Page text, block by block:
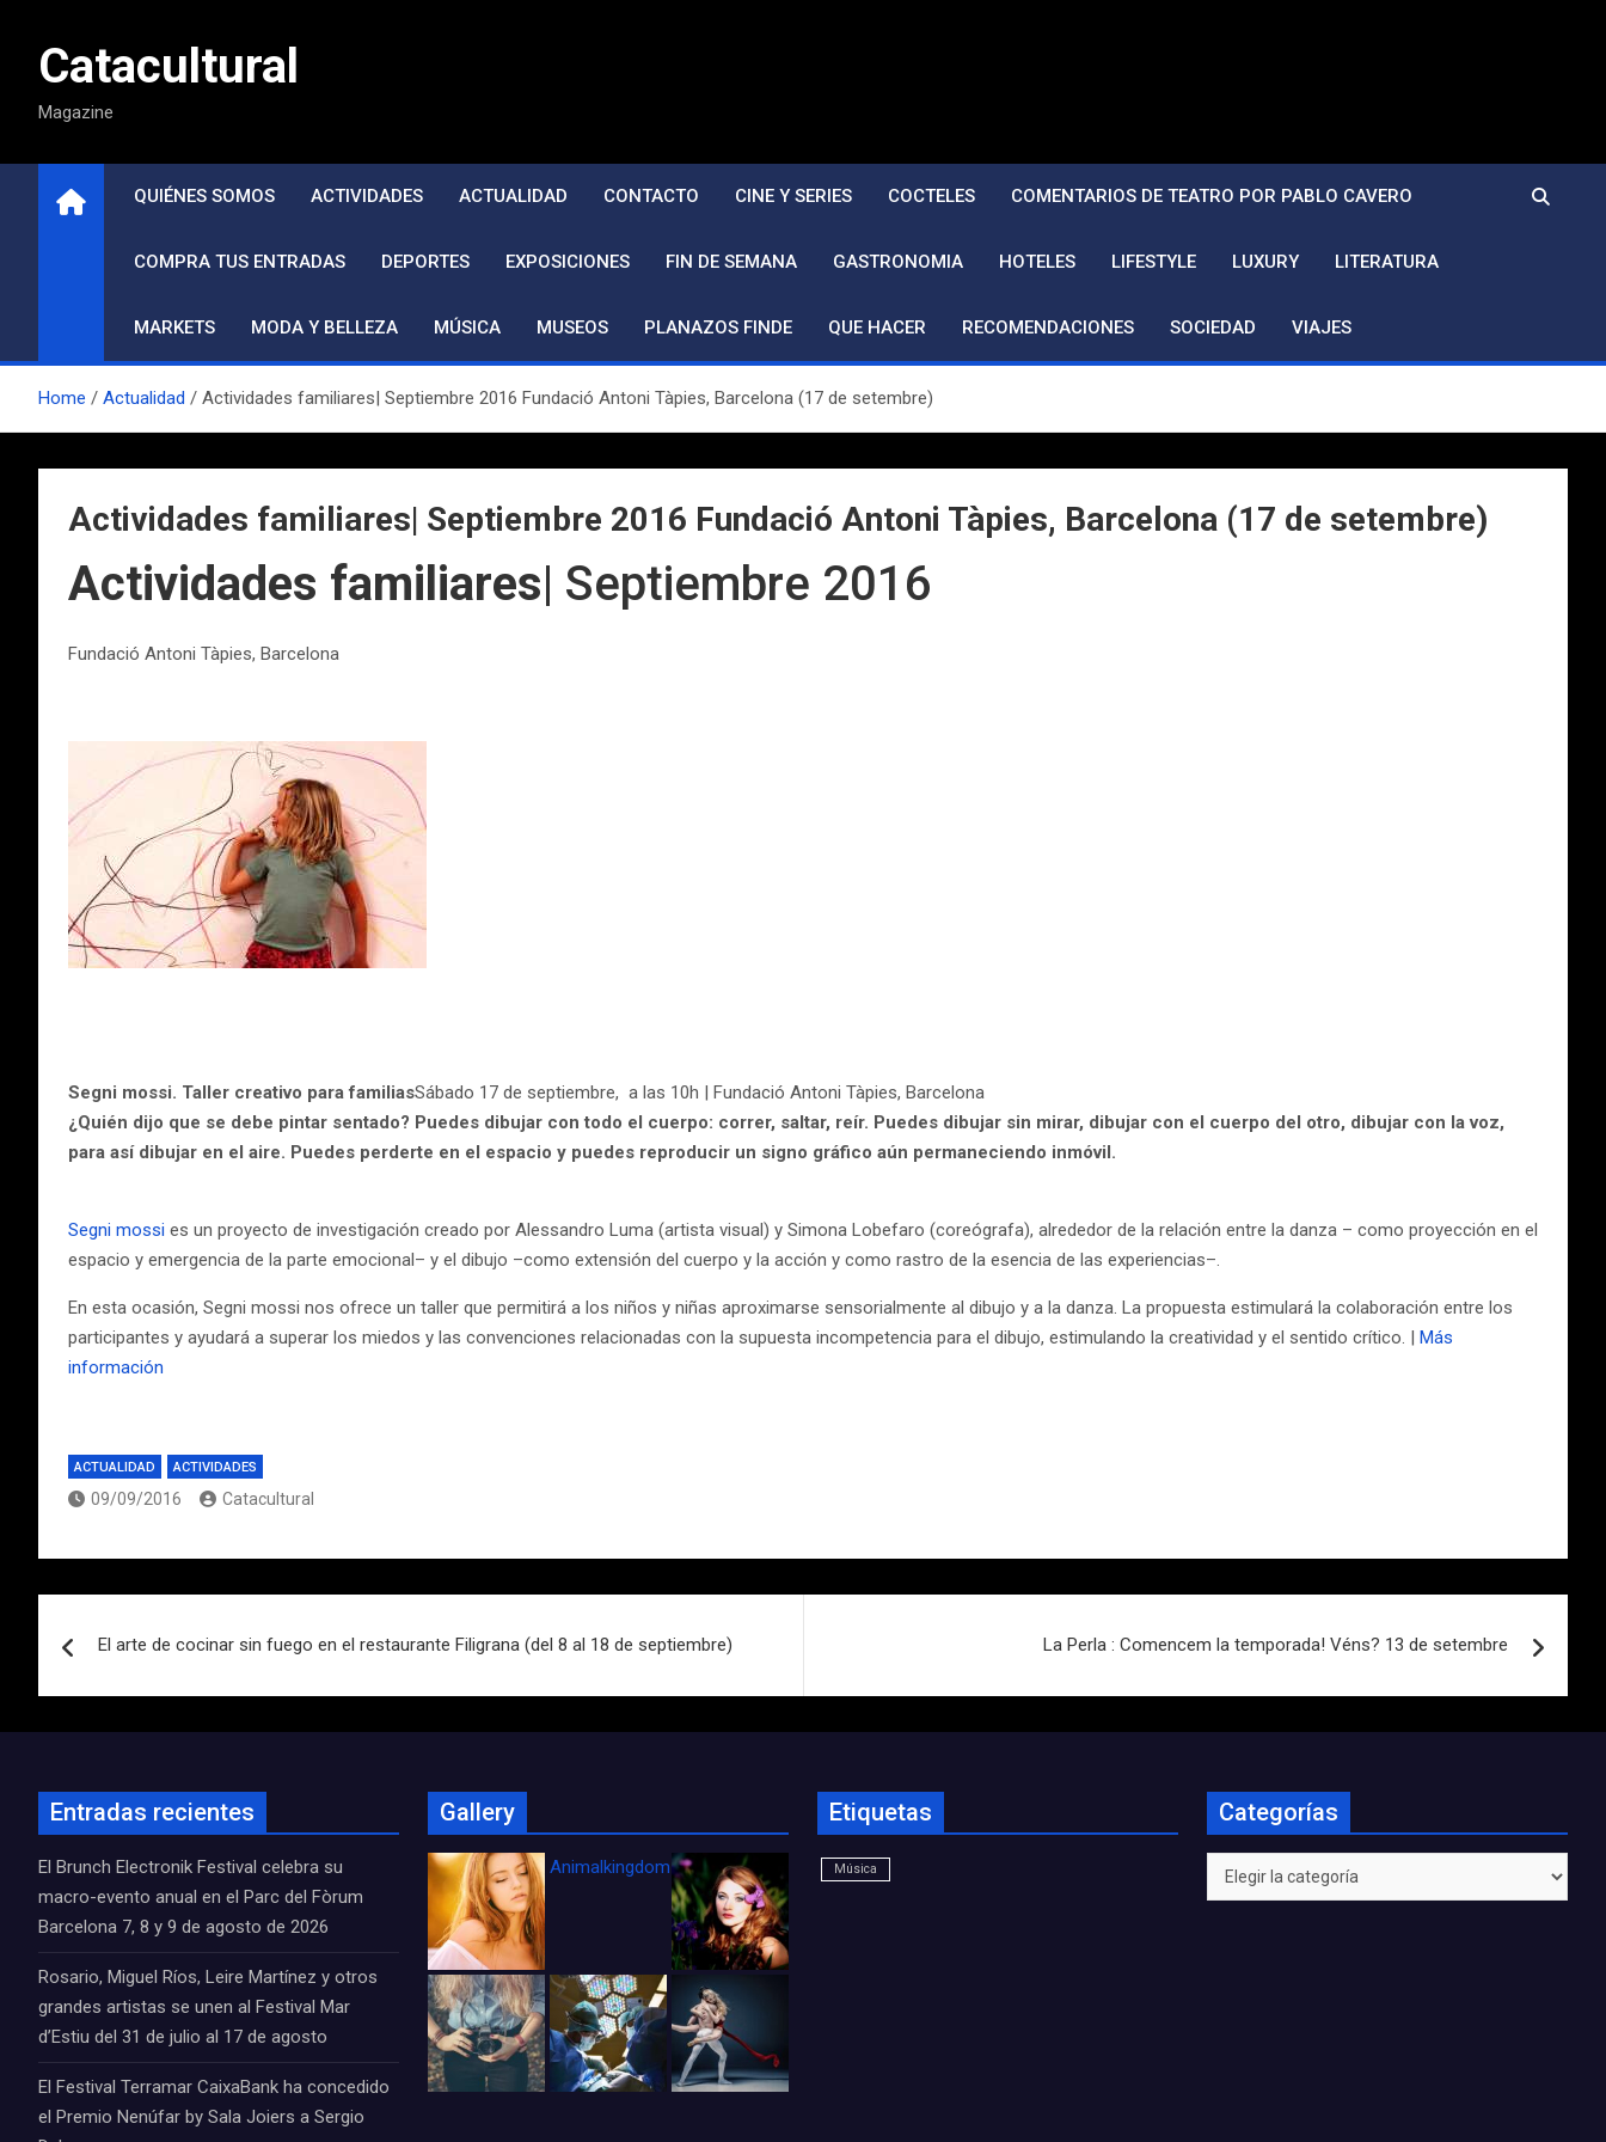
contenidoCatacultural
Magazine
QUIÉNES SOMOS ACTIVIDADES ACTUALIDAD CONTACTO CINE Y SERIES COCTELES COMENTARIOS DE TEATRO POR PABLO CAVERO
COMPRA TUS ENTRADAS DEPORTES EXPOSICIONES FIN DE SEMANA GASTRONOMIA HOTELES LIFESTYLE LUXURY LITERATURA
MARKETS MODA Y BELLEZA MÚSICA MUSEOS PLANAZOS FINDE QUE HACER RECOMENDACIONES SOCIEDAD VIAJES
Home Actualidad Actividades familiares| Septiembre 2016 Fundació Antoni Tàpies, Barcelona (17 de setembre)
Actividades familiares| Septiembre 2016 Fundació Antoni Tàpies, Barcelona (17 de setembre)
Actividades familiares| Septiembre 2016
Fundació Antoni Tàpies, Barcelona
Segni mossi. Taller creativo para familiasSábado 17 de septiembre, a las 10h | Fundació Antoni Tàpies, Barcelona
¿Quién dijo que se debe pintar sentado? Puedes dibujar con todo el cuerpo: correr, saltar, reír. Puedes dibujar sin mirar, dibujar con el cuerpo del otro, dibujar con la voz,
para así dibujar en el aire. Puedes perderte en el espacio y puedes reproducir un signo gráfico aún permaneciendo inmóvil.
Segni mossi es un proyecto de investigación creado por Alessandro Luma (artista visual) y Simona Lobefaro (coreógrafa), alrededor de la relación entre la danza – como proyección en el
espacio y emergencia de la parte emocional– y el dibujo –como extensión del cuerpo y la acción y como rastro de la esencia de las experiencias–.
En esta ocasión, Segni mossi nos ofrece un taller que permitirá a los niños y niñas aproximarse sensorialmente al dibujo y a la danza. La propuesta estimulará la colaboración entre los
participantes y ayudará a superar los miedos y las convenciones relacionadas con la supuesta incompetencia para el dibujo, estimulando la creatividad y el sentido crítico. | Más
información
ACTUALIDAD ACTIVIDADES
09/09/2016 Catacultural
de
El arte de cocinar sin fuego en el restaurante Filigrana (del 8 al 18 de septiembre) La Perla : Comencem la temporada! Véns? 13 de setembre
Entradas recientes
El Brunch Electronik Festival celebra su
macro-evento anual en el Parc del Fòrum
Barcelona 7, 8 y 9 de agosto de 2026
Rosario, Miguel Ríos, Leire Martínez y otros
grandes artistas se unen al Festival Mar
d’Estiu del 31 de julio al 17 de agosto
El Festival Terramar CaixaBank ha concedido
el Premio Nenúfar by Sala Joiers a Sergio
Gallery
Animalkingdom_FichaCine
Etiquetas
Música
Categorías
Categorías